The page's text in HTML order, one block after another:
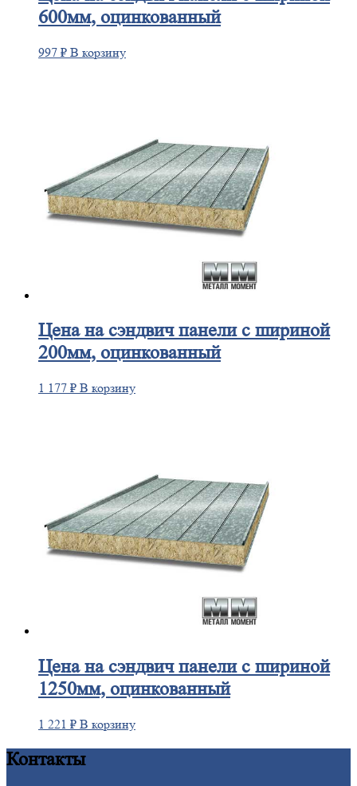
600мм, оцинкованный
997 ₽ В корзину
Ценана сэндвич панели с шириной
200мм, оцинкованный
1 177 ₽ В корзину
Ценана сэндвич панели с шириной
1250мм, оцинкованный
1 221 ₽ В корзину
Контакты